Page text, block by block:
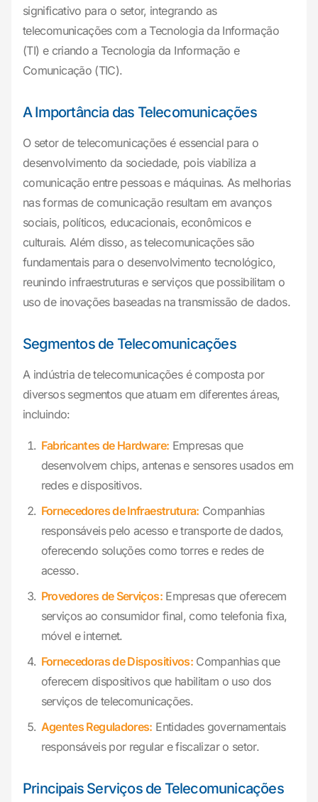
significativo para o setor, integrando as
telecomunicações com a Tecnologia da Informação
(TI) e criando a Tecnologia da Informação e
Comunicação (TIC).
A Importância das Telecomunicações
O setor de telecomunicações é essencial para o
desenvolvimento da sociedade, pois viabiliza a
comunicação entre pessoas e máquinas. As melhorias
nas formas de comunicação resultam em avanços
sociais, políticos, educacionais, econômicos e
culturais. Além disso, as telecomunicações são
fundamentais para o desenvolvimento tecnológico,
reunindo infraestruturas e serviços que possibilitam o
uso de inovações baseadas na transmissão de dados.
Segmentos de Telecomunicações
A indústria de telecomunicações é composta por
diversos segmentos que atuam em diferentes áreas,
incluindo:
Fabricantes de Hardware: Empresas que
desenvolvem chips, antenas e sensores usados em
redes e dispositivos.
Fornecedores de Infraestrutura: Companhias
responsáveis pelo acesso e transporte de dados,
oferecendo soluções como torres e redes de
acesso.
Provedores de Serviços:Empresas que oferecem
serviços ao consumidor final, como telefonia fixa,
móvel e internet.
Fornecedoras de Dispositivos: Companhias que
oferecem dispositivos que habilitam o uso dos
serviços de telecomunicações.
Agentes Reguladores: Entidades governamentais
responsáveis por regular e fiscalizar o setor.
Principais Serviços de Telecomunicações